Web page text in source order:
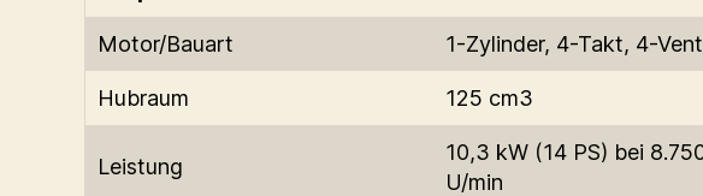
Motor/Bauart 1-Zylinder, 4-Takt, 4-
Hubraum 125 cm3
Leistung
10,3 kW (14 PS) bei
U/min